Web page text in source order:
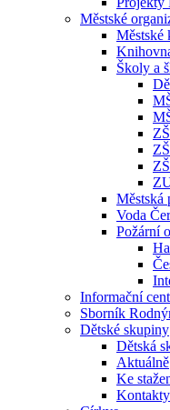
Městské
Městské
Školy a
Městská
Voda
Požární
Informační
Sborník
Dětské skupiny
Dětská
Aktuálně
Ke
Kontakty